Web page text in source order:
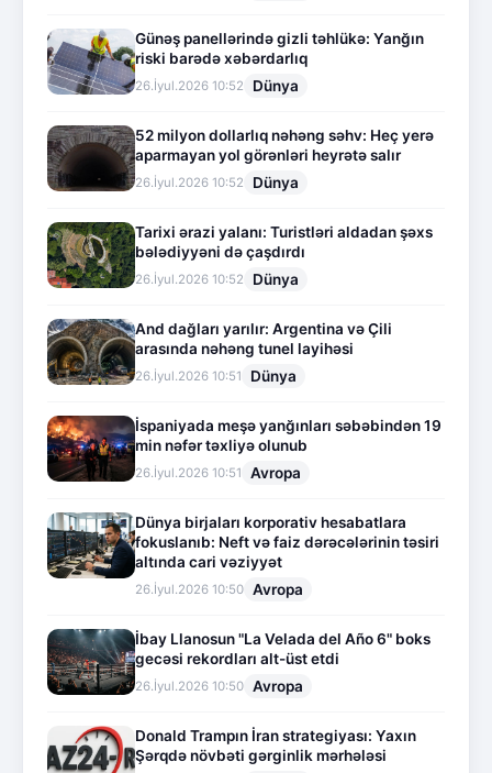
Günəş panellərində gizli təhlükə: Yanğın
riski barədə xəbərdarlıq
26.İyul.2026 10:52 Dünya
52 milyon dollarlıq nəhəng səhv: Heç yerə
aparmayan yol görənləri heyrətə salır
26.İyul.2026 10:52 Dünya
Tarixi ərazi yalanı: Turistləri aldadan şəxs
bələdiyyəni də çaşdırdı
26.İyul.2026 10:52 Dünya
And dağları yarılır: Argentina və Çili
arasında nəhəng tunel layihəsi
26.İyul.2026 10:51 Dünya
İspaniyada meşə yanğınları səbəbindən 19
min nəfər təxliyə olunub
26.İyul.2026 10:51 Avropa
Dünya birjaları korporativ hesabatlara
fokuslanıb: Neft və faiz dərəcələrinin təsiri
altında cari vəziyyət
26.İyul.2026 10:50 Avropa
İbay Llanosun "La Velada del Año 6" boks
gecəsi rekordları alt-üst etdi
26.İyul.2026 10:50 Avropa
Donald Trampın İran strategiyası: Yaxın
Şərqdə növbəti gərginlik mərhələsi